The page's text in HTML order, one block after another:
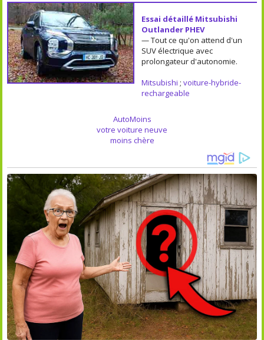
Essai détaillé Mitsubishi
Outlander PHEV
— Tout ce qu'on attend d'un
SUV électrique avec
prolongateur d'autonomie.
Mitsubishi ; voiture-hybride-
rechargeable
AutoMoins
votre voiture neuve
moins chère